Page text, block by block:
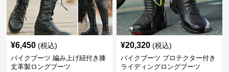
¥6,450 (税込)
バイクブーツ 編み上げ紐付き膝
丈革製ロングブーツ
¥20,320 (税込)
バイクブーツ プロテクター付き
ライディングロングブーツ